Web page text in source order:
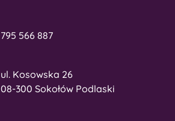
795 566 887
ul. Kosowska 26
08-300 Sokołów Podlaski